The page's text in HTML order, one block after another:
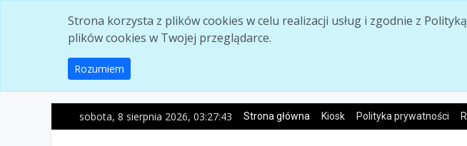
Strona korzysta z plików cookies w celu realizacji usług i zgodnie z
plików cookies w Twojej przeglądarce.
Rozumiem
sobota, 8 sierpnia 2026, 03:27:44 Strona główna Kiosk Polityka prywatności